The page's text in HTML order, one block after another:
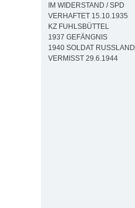
IM WIDERSTAND / SPD
VERHAFTET 15.10.1935
KZ FUHLSBÜTTEL
1937 GEFÄNGNIS
1940 SOLDAT RUSSLAND
VERMISST 29.6.1944